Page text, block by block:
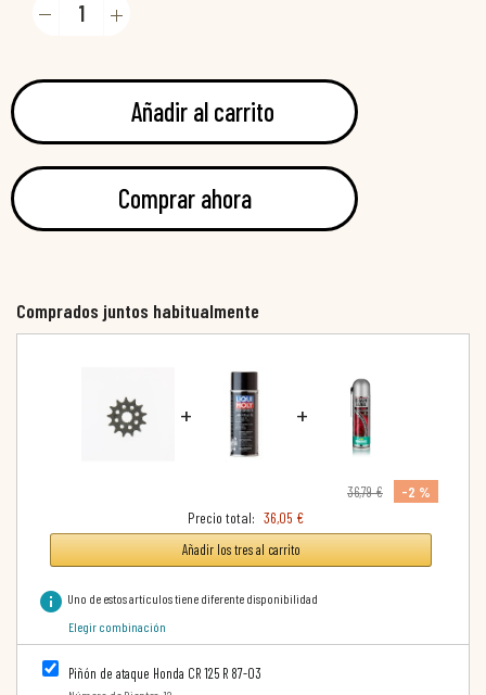
Añadir al carrito
Comprar ahora
Comprados juntos habitualmente
+ +
36,79 €
-2 %
Precio total: 36,05 €
Añadir los tres al carrito
info Uno de estos artículos tiene diferente disponibilidad
Elegir combinación
Piñón de ataque Honda CR 125 R 87-03